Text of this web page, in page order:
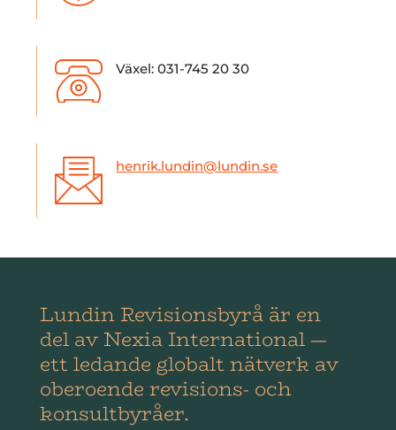
Växel: 031-745 20 30
henrik.lundin@lundin.se
Lundin Revisionsbyrå är en
del av Nexia International —
ett ledande globalt nätverk av
oberoende revisions- och
konsultbyråer.